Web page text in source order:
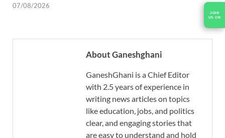
07/08/2026
About Ganeshghani
GaneshGhani is a Chief Editor
with 2.5 years of experience in
writing news articles on topics
like education, jobs, and politics
clear, and engaging stories that
are easy to understand and hold